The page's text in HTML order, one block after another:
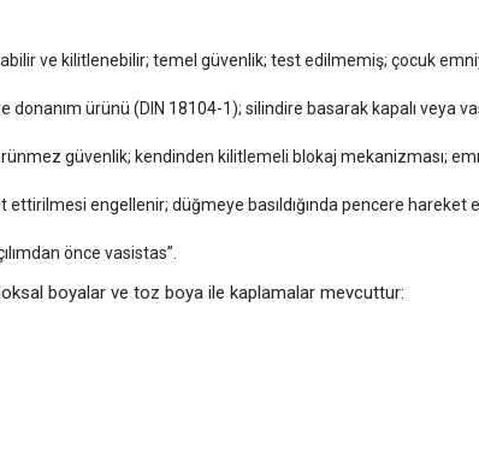
ve kilitlenebilir; temel güvenlik; test edilmemiş; çocuk
donanım ürünü (DIN 18104-1); silindire basarak kapalı veya
güvenlik; kendinden kilitlemeli blokaj mekanizması;
ettirilmesi engellenir; düğmeye basıldığında pencere hareket
önce vasistas”.
boyalar ve toz boya ile kaplamalar mevcuttur: